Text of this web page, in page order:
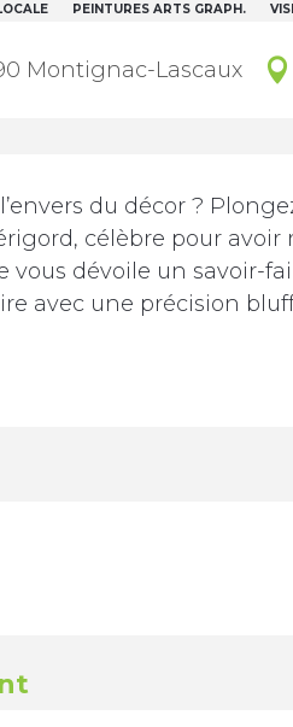
PEINTURES ARTS GRAPH.
Montignac-Lascaux
du décor ?
célèbre pour avoir
vous dévoile un savoir-
avec une précision